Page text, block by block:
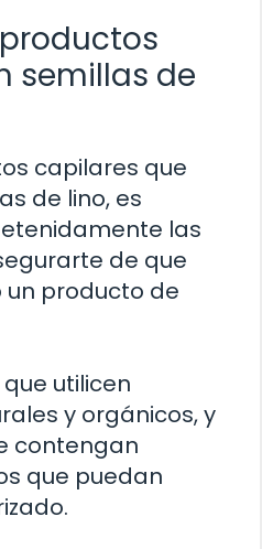
semillas de
capilares que
de lino, es
las
de que
producto de
utilicen
y orgánicos, y
contengan
que puedan